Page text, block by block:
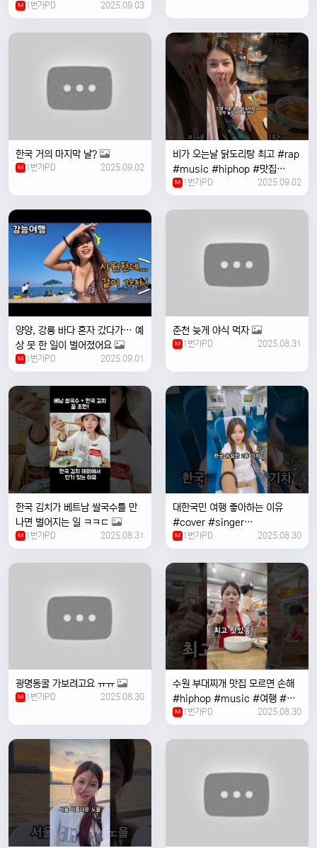
위로받았습니다
M 1번가PD 2025.09.03
한국 거의 마지막 날?
M 1번가PD 2025.09.02
비가 오는날 ￼닭도리탕 최고 #rap
#music #hiphop #맛집
#travel #여행 #food ￼
M 1번가PD 2025.09.02
양양, 강릉 바다 혼자 갔다가… 예
상 못 한 일이 벌어졌어요
M 1번가PD 2025.09.01
춘천 늦게 야식 먹자
M 1번가PD 2025.08.31
한국 김치가 베트남 쌀국수를 만
나면 벌어지는 일 ㅋㅋㄷ
M 1번가PD 2025.08.31
대한국민 여행 좋아하는 이유
#cover #singer
#coversong #music #한국
여행 #한국
M 1번가PD 2025.08.30
광명동굴 가보려고요 ㅠㅠ
M 1번가PD 2025.08.30
수원 부대찌개 맛집 모르면 손해
#hiphop #music #여행 #맛
집 #수원 #한국여행 #베트남여
자 #혼자여행
M 1번가PD 2025.08.30